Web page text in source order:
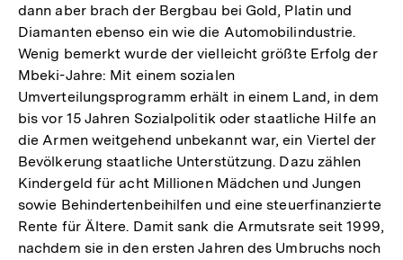
dann aber brach der Bergbau bei Gold, Platin und
Diamanten ebenso ein wie die Automobilindustrie.
Wenig bemerkt wurde der vielleicht größte Erfolg der
Mbeki-Jahre: Mit einem sozialen
Umverteilungsprogramm erhält in einem Land, in dem
bis vor 15 Jahren Sozialpolitik oder staatliche Hilfe an
die Armen weitgehend unbekannt war, ein Viertel der
Bevölkerung staatliche Unterstützung. Dazu zählen
Kindergeld für acht Millionen Mädchen und Jungen
sowie Behindertenbeihilfen und eine steuerfinanzierte
Rente für Ältere. Damit sank die Armutsrate seit 1999,
nachdem sie in den ersten Jahren des Umbruchs noch